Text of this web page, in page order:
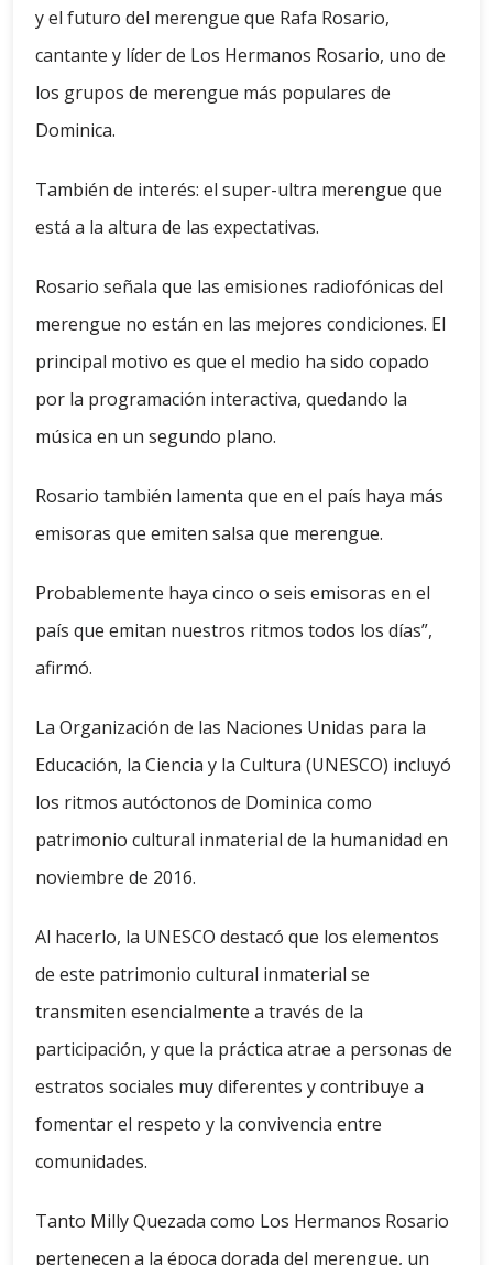
y el futuro del merengue que Rafa Rosario,
cantante y líder de Los Hermanos Rosario, uno de
los grupos de merengue más populares de
Dominica.
También de interés: el super-ultra merengue que
está a la altura de las expectativas.
Rosario señala que las emisiones radiofónicas del
merengue no están en las mejores condiciones. El
principal motivo es que el medio ha sido copado
por la programación interactiva, quedando la
música en un segundo plano.
Rosario también lamenta que en el país haya más
emisoras que emiten salsa que merengue.
Probablemente haya cinco o seis emisoras en el
país que emitan nuestros ritmos todos los días”,
afirmó.
La Organización de las Naciones Unidas para la
Educación, la Ciencia y la Cultura (UNESCO) incluyó
los ritmos autóctonos de Dominica como
patrimonio cultural inmaterial de la humanidad en
noviembre de 2016.
Al hacerlo, la UNESCO destacó que los elementos
de este patrimonio cultural inmaterial se
transmiten esencialmente a través de la
participación, y que la práctica atrae a personas de
estratos sociales muy diferentes y contribuye a
fomentar el respeto y la convivencia entre
comunidades.
Tanto Milly Quezada como Los Hermanos Rosario
pertenecen a la época dorada del merengue, un